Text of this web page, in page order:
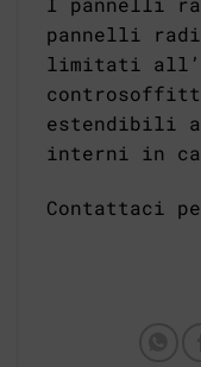
pannelli
limitati
estendibili
interni in
Contattaci